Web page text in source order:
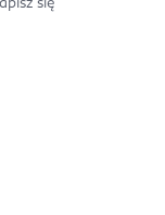
się